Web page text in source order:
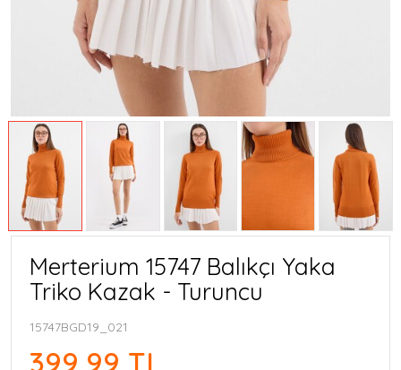
Merterium 15747 Balıkçı Yaka
Triko Kazak - Turuncu
15747BGD19_021
399,99 TL